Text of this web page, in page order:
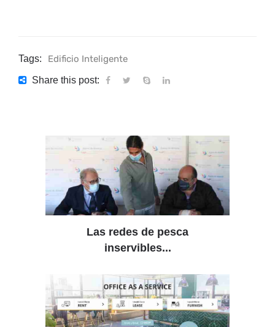
Tags: Edificio Inteligente
Share this post:
Las redes de pesca
inservibles...